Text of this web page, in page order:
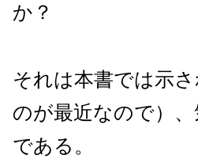
か？
それは本書では示
のが最近なので）
である。